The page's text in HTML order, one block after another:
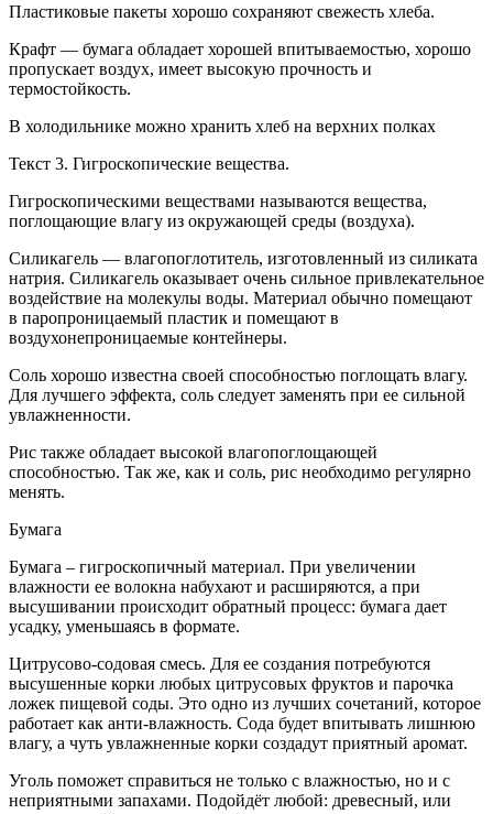
Пластиковые пакеты хорошо сохраняют свежесть хлеба.
Крафт — бумага обладает хорошей впитываемостью, хорошо
пропускает воздух, имеет высокую прочность и
термостойкость.
В холодильнике можно хранить хлеб на верхних полках
Текст 3. Гигроскопические вещества.
Гигроскопическими веществами называются вещества,
поглощающие влагу из окружающей среды (воздуха).
Силикагель — влагопоглотитель, изготовленный из силиката
натрия. Силикагель оказывает очень сильное привлекательное
воздействие на молекулы воды. Материал обычно помещают
в паропроницаемый пластик и помещают в
воздухонепроницаемые контейнеры.
Соль хорошо известна своей способностью поглощать влагу.
Для лучшего эффекта, соль следует заменять при ее сильной
увлажненности.
Рис также обладает высокой влагопоглощающей
способностью. Так же, как и соль, рис необходимо регулярно
менять.
Бумага
Бумага – гигроскопичный материал. При увеличении
влажности ее волокна набухают и расширяются, а при
высушивании происходит обратный процесс: бумага дает
усадку, уменьшаясь в формате.
Цитрусово-содовая смесь. Для ее создания потребуются
высушенные корки любых цитрусовых фруктов и парочка
ложек пищевой соды. Это одно из лучших сочетаний, которое
работает как анти-влажность. Сода будет впитывать лишнюю
влагу, а чуть увлажненные корки создадут приятный аромат.
Уголь поможет справиться не только с влажностью, но и с
неприятными запахами. Подойдёт любой: древесный, или